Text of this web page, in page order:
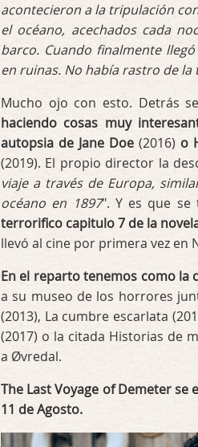
acontecieron a la tripulación
el océano, acechados cada
barco. Cuando finalmente
en ruinas. No había rastro de la
Mucho ojo con esto. Detrás
haciendo cosas muy
autopsia de Jane Doe (2016) o
(2019). El propio director la
viaje a través de Europa,
océano en 1897". Y es que se
terrorifico capitulo 7 de la
llevó al cine por primera vez en
En el reparto tenemos como la
a su museo de los horrores
(2013), La cumbre escarlata
(2017) o la citada Historias de
a Øvredal.
The Last Voyage of Demeter
11 de Agosto.